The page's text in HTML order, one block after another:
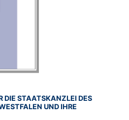
DIE STAATSKANZLEI DES
UND IHRE